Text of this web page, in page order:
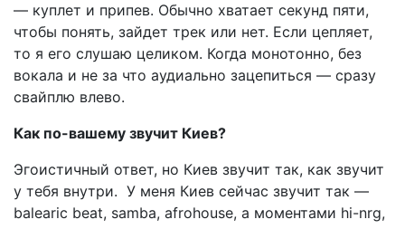
— куплет и припев. Обычно хватает секунд пяти,
чтобы понять, зайдет трек или нет. Если цепляет,
то я его слушаю целиком. Когда монотонно, без
вокала и не за что аудиально зацепиться — сразу
свайплю влево.
Как по-вашему звучит Киев?
Эгоистичный ответ, но Киев звучит так, как звучит
у тебя внутри. У меня Киев сейчас звучит так —
balearic beat, samba, afrohouse, а моментами hi-nrg,